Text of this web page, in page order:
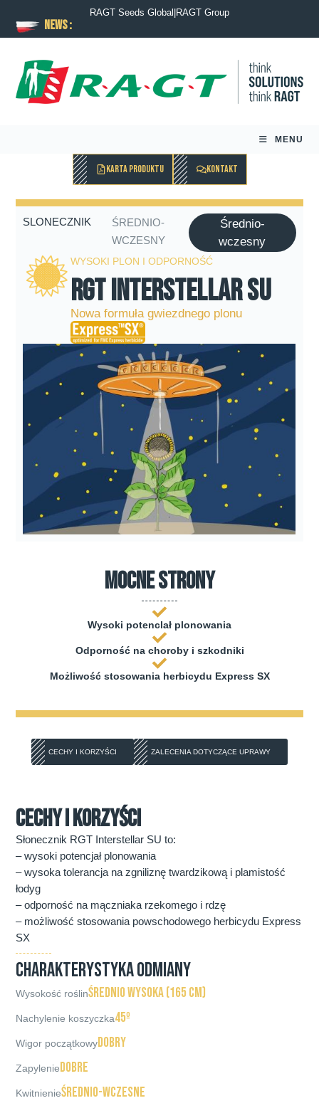
News :
RAGT Seeds Global RAGT Group
MENU
KARTA PRODUKTU KONTAKT
SLONECZNIK
ŚREDNIO-
WCZESNY
Średnio-
wczesny
WYSOKI PLON I ODPORNOŚĆ
RGT Interstellar SU
Nowa formuła gwiezdnego plonu
mocne strony
Wysoki potenclał plonowania
Odporność na choroby i szkodniki
Możliwość stosowania herbicydu Express SX
CECHY I KORZYŚCI ZALECENIA DOTYCZĄCE UPRAWY
CECHY I KORZYŚCI
Słonecznik RGT Interstellar SU to:
– wysoki potencjał plonowania
– wysoka tolerancja na zgniliznę twardzikową i plamistość
łodyg
– odporność na mączniaka rzekomego i rdzę
– możliwość stosowania powschodowego herbicydu Express
SX
CHARAKTERYSTYKA ODMIANY
Wysokość roślinśrednio wysoka (165 cm)
Nachylenie koszyczka45º
Wigor początkowydobry
Zapyleniedobre
Kwitnienieśrednio-wczesne